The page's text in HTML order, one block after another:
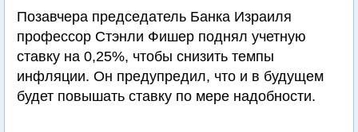
Позавчера председатель Банка Израиля
профессор Стэнли Фишер поднял учетную
ставку на 0,25%, чтобы снизить темпы
инфляции. Он предупредил, что и в будущем
будет повышать ставку по мере надобности.